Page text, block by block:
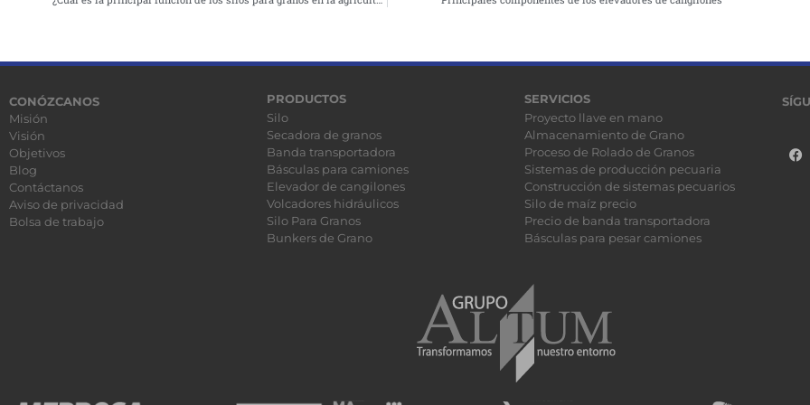
CONÓZCANOS
Misión
Visión
Objetivos
Blog
Contáctanos
Aviso de privacidad
Bolsa de trabajo
PRODUCTOS
Silo
Secadora de granos
Banda transportadora
Básculas para camiones
Elevador de cangilones
Volcadores hidráulicos
Silo Para Granos
Bunkers de Grano
SERVICIOS
Proyecto llave en mano
Almacenamiento de Grano
Proceso de Rolado de Granos
Sistemas de producción pecuaria
Construcción de sistemas pecuarios
Silo de maíz precio
Precio de banda transportadora
Básculas para pesar camiones